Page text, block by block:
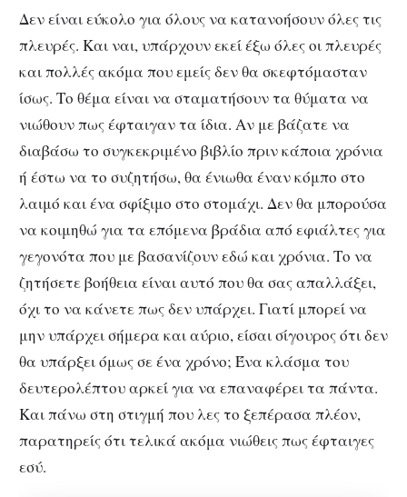
Δεν είναι εύκολο για όλους να κατανοήσουν όλες τις
πλευρές. Και ναι, υπάρχουν εκεί έξω όλες οι πλευρές
και πολλές ακόμα που εμείς δεν θα σκεφτόμασταν
ίσως. Το θέμα είναι να σταματήσουν τα θύματα να
νιώθουν πως έφταιγαν τα ίδια. Αν με βάζατε να
διαβάσω το συγκεκριμένο βιβλίο πριν κάποια χρόνια
ή έστω να το συζητήσω, θα ένιωθα έναν κόμπο στο
λαιμό και ένα σφίξιμο στο στομάχι. Δεν θα μπορούσα
να κοιμηθώ για τα επόμενα βράδια από εφιάλτες για
γεγονότα που με βασανίζουν εδώ και χρόνια. Το να
ζητήσετε βοήθεια είναι αυτό που θα σας απαλλάξει,
όχι το να κάνετε πως δεν υπάρχει. Γιατί μπορεί να
μην υπάρχει σήμερα και αύριο, είσαι σίγουρος ότι δεν
θα υπάρξει όμως σε ένα χρόνο; Ένα κλάσμα του
δευτερολέπτου αρκεί για να επαναφέρει τα πάντα.
Και πάνω στη στιγμή που λες το ξεπέρασα πλέον,
παρατηρείς ότι τελικά ακόμα νιώθεις πως έφταιγες
εσύ.